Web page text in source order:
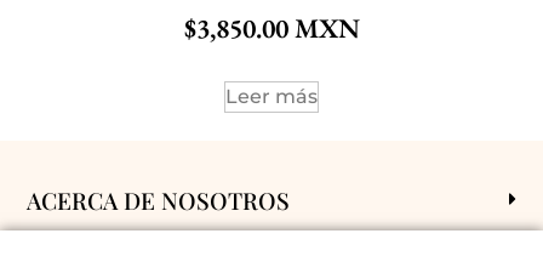
$3,850.00
Leer más
ACERCA DE NOSOTROS